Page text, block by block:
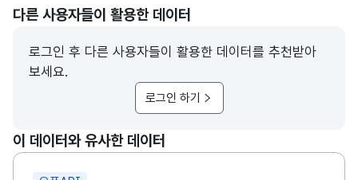
다른 사용자들이 활용한 데이터
로그인 후 다른 사용자들이 활용한 데이터를 추천받아
보세요.
로그인 하기
이 데이터와 유사한 데이터